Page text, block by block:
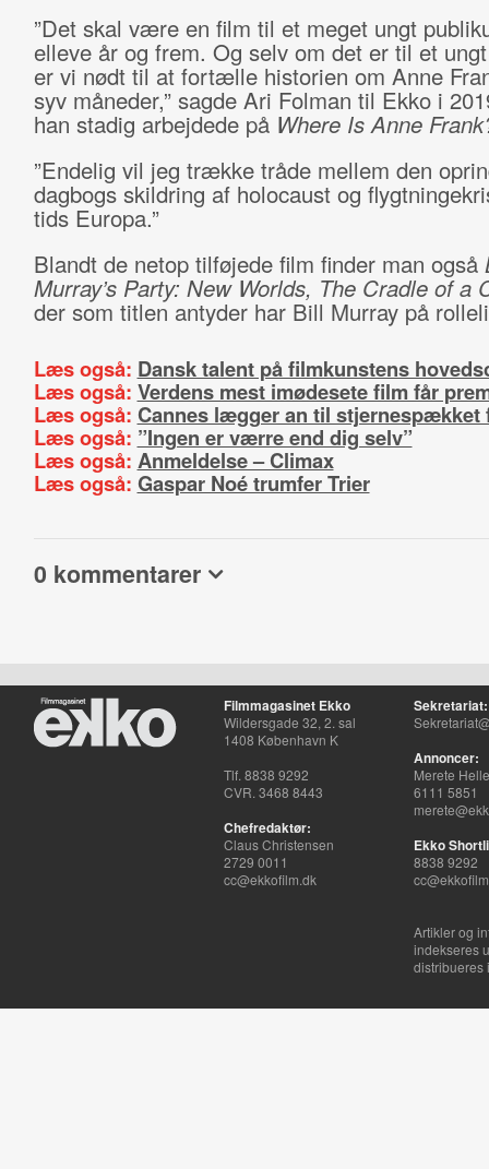
”Det skal være en film til et meget ungt
elleve år og frem. Og selv om det er til et
er vi nødt til at fortælle historien om Anne
syv måneder,” sagde Ari Folman til Ekko i
han stadig arbejdede på Where Is Anne
”Endelig vil jeg trække tråde mellem den
dagbogs skildring af holocaust og
tids Europa.”
Blandt de netop tilføjede film finder man også
Murray’s Party: New Worlds, The Cradle of a
der som titlen antyder har Bill Murray på
Læs også: Dansk talent på filmkunstens
Læs også: Verdens mest imødesete film får
Læs også: Cannes lægger an til stjernespækket
Læs også: ”Ingen er værre end dig selv”
Læs også: Anmeldelse – Climax
Læs også: Gaspar Noé trumfer Trier
0 kommentarer
Filmmagasinet Ekko
Wildersgade 32, 2. sal
1408 København K
Tlf. 8838 9292
CVR. 3468 8443
Chefredaktør:
Claus Christensen
2729 0011
cc@ekkofilm.dk
Sekretariat:
Annoncer:
Merete
6111 5851
Ekko
8838 9292
Artikler og
indekseres
distribueres